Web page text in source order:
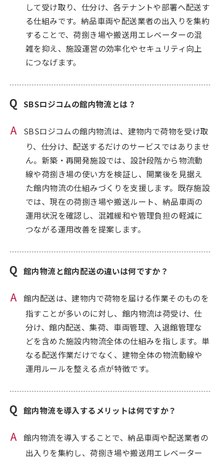
して受け取り、仕分け、各テナントや部署へ配送す
る仕組みです。納品車両や配送業者の出入りを集約
することで、荷捌き場や搬送用エレベーターの混
雑を抑え、施設運営の効率化やセキュリティ向上
につなげます。
SBSロジコムの館内物流とは？
SBSロジコムの館内物流は、建物内で荷物を受け取
り、仕分け、配送するだけのサービスではありませ
ん。新築・再開発施設では、設計段階から物流動
線や荷捌き場の使い方を検証し、開業後を見据え
た館内物流の仕組みづくりを支援します。既存施設
では、現在の荷捌き場や搬送ルート、納品車両の
運用状況を確認し、混雑緩和や管理負担の軽減に
つながる運用改善を提案します。
館内物流と館内配送の違いは何ですか？
館内配送は、建物内で荷物を届ける作業そのものを
指すことが多いのに対し、館内物流は荷受け、仕
分け、館内配送、集荷、車両管理、入退館管理な
どを含めた施設内物流全体の仕組みを指します。単
なる配送作業だけでなく、建物全体の物流動線や
運用ルールを整える点が特徴です。
館内物流を導入するメリットは何ですか？
館内物流を導入することで、納品車両や配送業者の
出入りを集約し、荷捌き場や搬送用エレベーター